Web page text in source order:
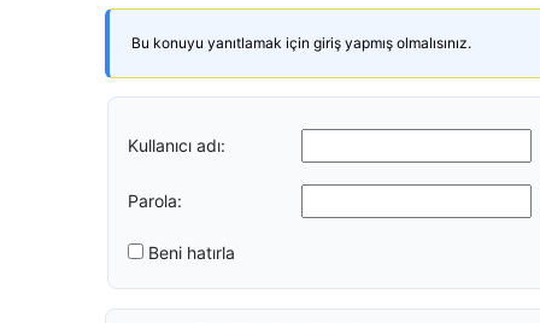
Bu konuyu yanıtlamak için giriş yapmış olmalısınız.
Kullanıcı adı:
Parola:
Beni hatırla